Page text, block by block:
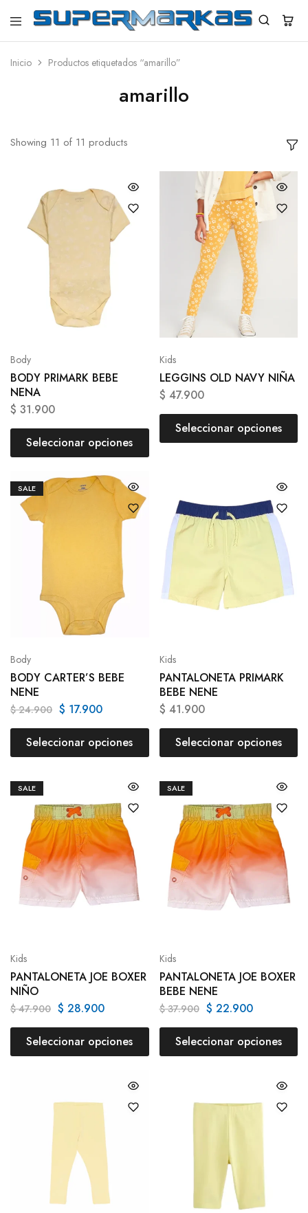
SuperMarkas
Ropa
con
Inicio Productos etiquetados “amarillo”
amarillo
Showing 11 of 11 products
Body
BODY PRIMARK BEBE
NENA
$ 31.900
Seleccionar opciones
Kids
LEGGINS OLD NAVY NIÑA
$ 47.900
Seleccionar opciones
SALE
Body
BODY CARTER’S BEBE
NENE
$24.900 $ 17.900
Seleccionar opciones
Kids
PANTALONETA PRIMARK
BEBE NENE
$ 41.900
Seleccionar opciones
SALE
Kids
PANTALONETA JOE BOXER
NIÑO
$47.900 $ 28.900
Seleccionar opciones
SALE
Kids
PANTALONETA JOE BOXER
BEBE NENE
$37.900 $ 22.900
Seleccionar opciones